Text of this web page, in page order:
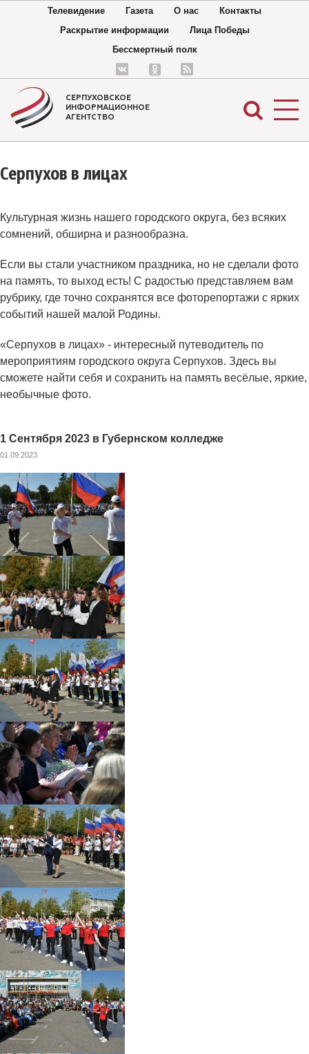
Телевидение Газета О нас
Контакты
Раскрытие информации
Лица Победы
Бессмертный полк
СЕРПУХОВСКОЕ
ИНФОРМАЦИОННОЕ
АГЕНТСТВО
Серпухов в лицах
Культурная жизнь нашего городского округа, без всяких
сомнений, обширна и разнообразна.
Если вы стали участником праздника, но не сделали фото
на память, то выход есть! С радостью представляем вам
рубрику, где точно сохранятся все фоторепортажи с ярких
событий нашей малой Родины.
«Серпухов в лицах» - интересный путеводитель по
мероприятиям городского округа Серпухов. Здесь вы
сможете найти себя и сохранить на память весёлые, яркие,
необычные фото.
1 Сентября 2023 в Губернском колледже
01.09.2023